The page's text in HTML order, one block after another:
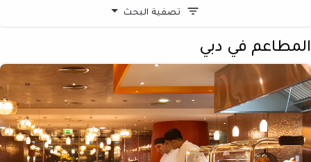
تصفية البحث
المطاعم في دبي